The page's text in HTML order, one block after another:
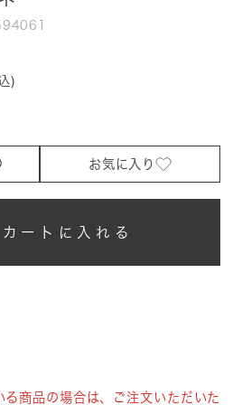
)
お気に入り
カートに入れる
る商品の場合は、ご注文いただいた